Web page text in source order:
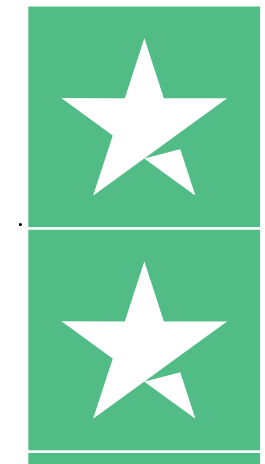
Paquetes de Créditos Individuales
Paga según el uso con créditos de descarga. Sin compromiso
10 00
10 Descargas
20 00